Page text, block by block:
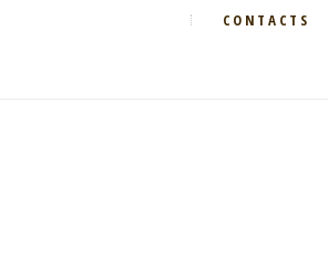
CONTACTS